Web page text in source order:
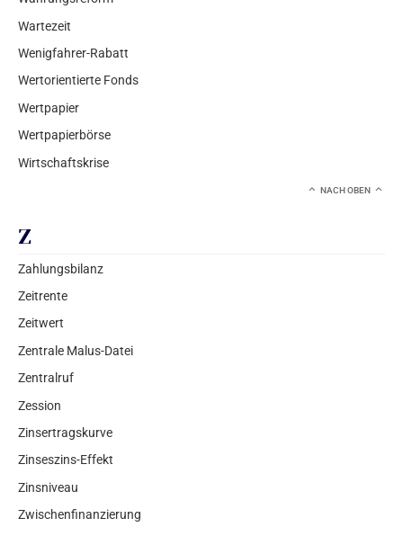
Wartezeit
Wenigfahrer-Rabatt
Wertorientierte Fonds
Wertpapier
Wertpapierbörse
Wirtschaftskrise
NACH OBEN
Z
Zahlungsbilanz
Zeitrente
Zeitwert
Zentrale Malus-Datei
Zentralruf
Zession
Zinsertragskurve
Zinseszins-Effekt
Zinsniveau
Zwischenfinanzierung